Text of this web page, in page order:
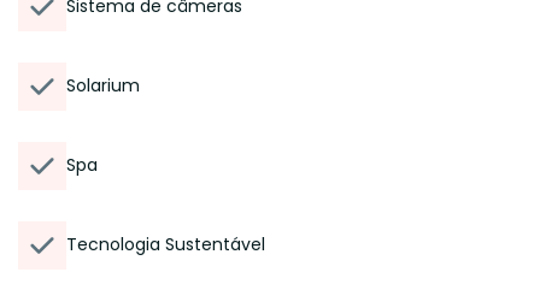
Sistema de câmeras
Solarium
Spa
Tecnologia Sustentável